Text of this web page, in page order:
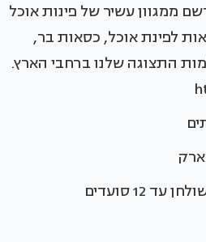
ממגוון עשיר של פינות אוכל
לפינת אוכל, כסאות בר,
התצוגה שלנו ברחבי הארץ.
12 סועדים